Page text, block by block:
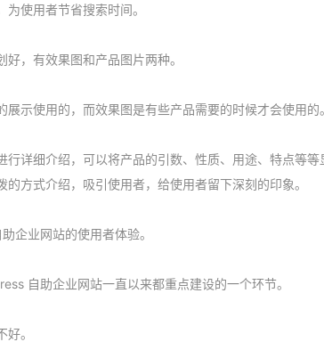
使用者节省搜索时间。
好，有效果图和产品图片两种。
展示使用的，而效果图是有些产品需要的时候才会使用的。
行详细介绍，可以将产品的引数、性质、用途、特点等等
的方式介绍，吸引使用者，给使用者留下深刻的印象。
企业网站的使用者体验。
自助企业网站一直以来都重点建设的一个环节。
。